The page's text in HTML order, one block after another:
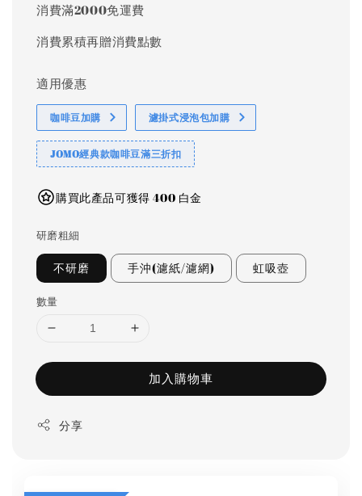
消費滿2000免運費
消費累積再贈消費點數
適用優惠
咖啡豆加購 濾掛式浸泡包加購
JOMO經典款咖啡豆滿三折扣
購買此產品可獲得 400 白金
研磨粗細
不研磨 手沖(濾紙/濾網) 虹吸壺
數量
加入購物車
分享